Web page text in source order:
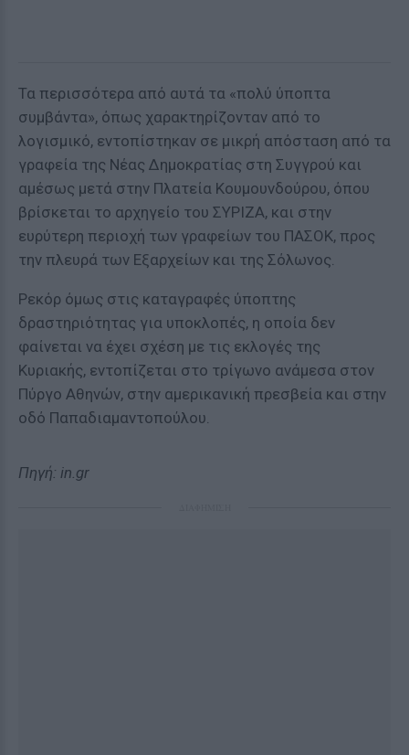
Τα περισσότερα από αυτά τα «πολύ ύποπτα
συμβάντα», όπως χαρακτηρίζονταν από το
λογισμικό, εντοπίστηκαν σε μικρή απόσταση από τα
γραφεία της Νέας Δημοκρατίας στη Συγγρού και
αμέσως μετά στην Πλατεία Κουμουνδούρου, όπου
βρίσκεται το αρχηγείο του ΣΥΡΙΖΑ, και στην
ευρύτερη περιοχή των γραφείων του ΠΑΣΟΚ, προς
την πλευρά των Εξαρχείων και της Σόλωνος.
Ρεκόρ όμως στις καταγραφές ύποπτης
δραστηριότητας για υποκλοπές, η οποία δεν
φαίνεται να έχει σχέση με τις εκλογές της
Κυριακής, εντοπίζεται στο τρίγωνο ανάμεσα στον
Πύργο Αθηνών, στην αμερικανική πρεσβεία και στην
οδό Παπαδιαμαντοπούλου.
Πηγή: in.gr